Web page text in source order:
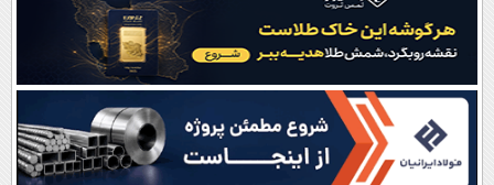
نظرسنجی
آب و هوا
اوقات شرعی
سواد زندگی